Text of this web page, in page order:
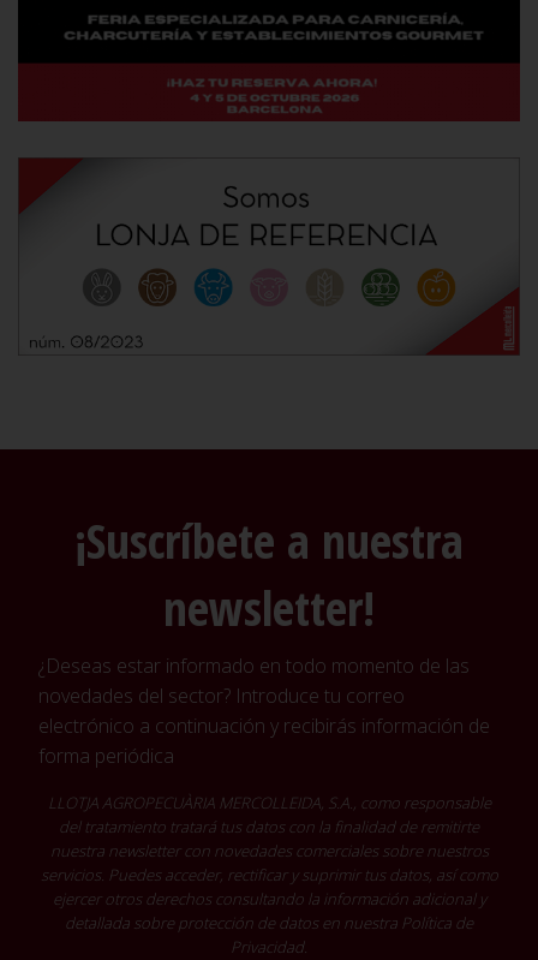
¡Suscríbete a nuestra
newsletter!
¿Deseas estar informado en todo momento de las
novedades del sector? Introduce tu correo
electrónico a continuación y recibirás información de
forma periódica
LLOTJA AGROPECUÀRIA MERCOLLEIDA, S.A., como responsable
del tratamiento tratará tus datos con la finalidad de remitirte
nuestra newsletter con novedades comerciales sobre nuestros
servicios. Puedes acceder, rectificar y suprimir tus datos, así como
ejercer otros derechos consultando la información adicional y
detallada sobre protección de datos en nuestra Política de
Privacidad.